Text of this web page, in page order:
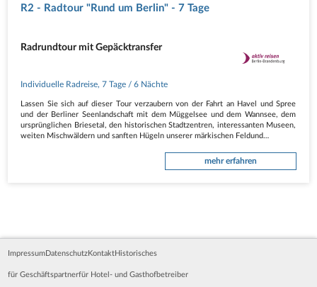
R2 - Radtour "Rund um Berlin" - 7 Tage
Radrundtour mit Gepäcktransfer
Individuelle Radreise,7 Tage / 6 Nächte
Lassen Sie sich auf dieser Tour verzaubern von der Fahrt an Havel und Spree
und der Berliner Seenlandschaft mit dem Müggelsee und dem Wannsee, dem
ursprünglichen Briesetal, den historischen Stadtzentren, interessanten Museen,
weiten Mischwäldern und sanften Hügeln unserer märkischen Feldund…
mehr erfahren
Impressum Datenschutz Kontakt Historisches
für Geschäftspartnerfür Hotel- und Gasthofbetreiber